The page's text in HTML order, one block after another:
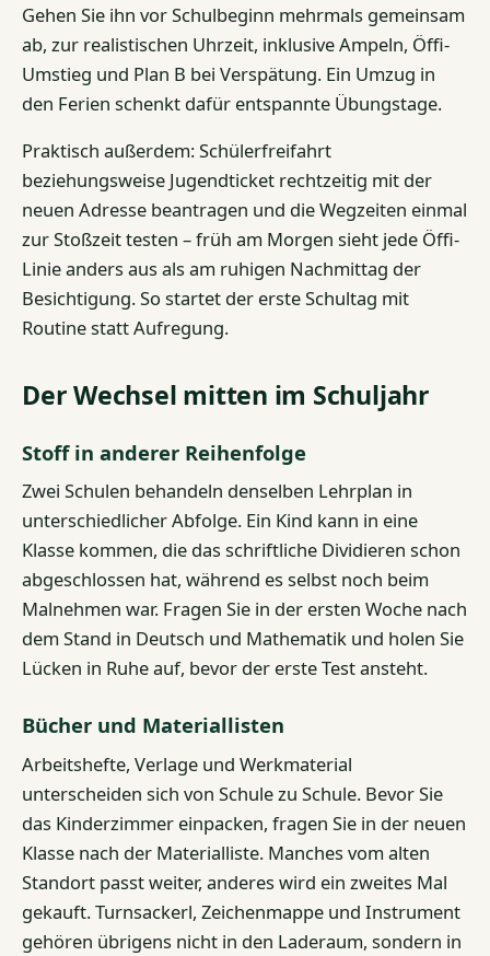
Gehen Sie ihn vor Schulbeginn mehrmals gemeinsam
ab, zur realistischen Uhrzeit, inklusive Ampeln, Öffi-
Umstieg und Plan B bei Verspätung. Ein Umzug in
den Ferien schenkt dafür entspannte Übungstage.
Praktisch außerdem: Schülerfreifahrt
beziehungsweise Jugendticket rechtzeitig mit der
neuen Adresse beantragen und die Wegzeiten einmal
zur Stoßzeit testen – früh am Morgen sieht jede Öffi-
Linie anders aus als am ruhigen Nachmittag der
Besichtigung. So startet der erste Schultag mit
Routine statt Aufregung.
Der Wechsel mitten im Schuljahr
Stoff in anderer Reihenfolge
Zwei Schulen behandeln denselben Lehrplan in
unterschiedlicher Abfolge. Ein Kind kann in eine
Klasse kommen, die das schriftliche Dividieren schon
abgeschlossen hat, während es selbst noch beim
Malnehmen war. Fragen Sie in der ersten Woche nach
dem Stand in Deutsch und Mathematik und holen Sie
Lücken in Ruhe auf, bevor der erste Test ansteht.
Bücher und Materiallisten
Arbeitshefte, Verlage und Werkmaterial
unterscheiden sich von Schule zu Schule. Bevor Sie
das Kinderzimmer einpacken, fragen Sie in der neuen
Klasse nach der Materialliste. Manches vom alten
Standort passt weiter, anderes wird ein zweites Mal
gekauft. Turnsackerl, Zeichenmappe und Instrument
gehören übrigens nicht in den Laderaum, sondern in